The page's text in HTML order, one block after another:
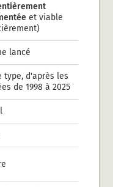
et viable
lancé
type, d'après les
de 1998 à 2025